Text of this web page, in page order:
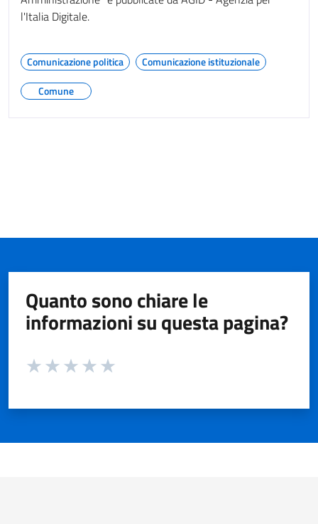
l'Italia Digitale.
Comunicazione politica
Comunicazione istituzionale
Comune
Quanto sono chiare le
informazioni su questa pagina?
Valuta da 1 a 5 stelle la pagina